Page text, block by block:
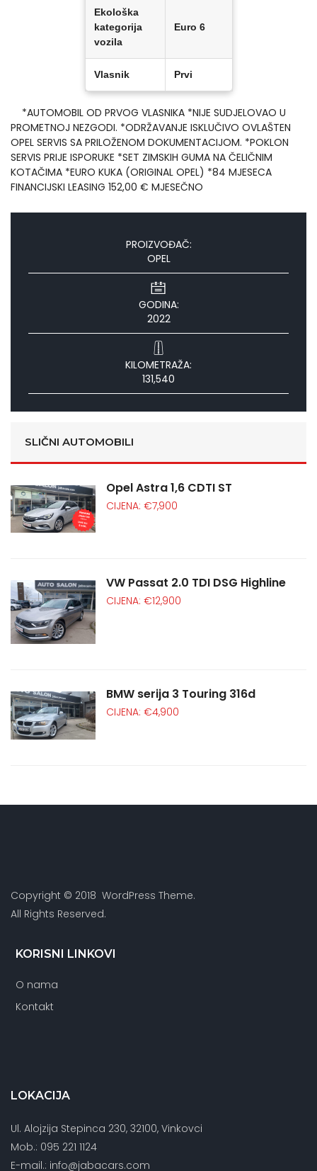
Ekološka
kategorija
vozila
Euro 6
Vlasnik Prvi
*AUTOMOBIL OD PRVOG VLASNIKA *NIJE SUDJELOVAO U
PROMETNOJ NEZGODI. *ODRŽAVANJE ISKLUČIVO OVLAŠTEN
OPEL SERVIS SA PRILOŽENOM DOKUMENTACIJOM. *POKLON
SERVIS PRIJE ISPORUKE *SET ZIMSKIH GUMA NA ČELIČNIM
KOTAČIMA *EURO KUKA (ORIGINAL OPEL) *84 MJESECA
FINANCIJSKI LEASING 152,00 € MJESEČNO
PROIZVOĐAČ:
OPEL
GODINA:
2022
KILOMETRAŽA:
131,540
SLIČNI AUTOMOBILI
Opel Astra 1,6 CDTI ST
CIJENA: €7,900
VW Passat 2.0 TDI DSG Highline
CIJENA: €12,900
BMW serija 3 Touring 316d
CIJENA: €4,900
Copyright © 2018 WordPress Theme.
All Rights Reserved.
KORISNI LINKOVI
O nama
Kontakt
LOKACIJA
Ul. Alojzija Stepinca 230, 32100, Vinkovci
Mob.: 095 221 1124
E-mail.: info@jabacars.com